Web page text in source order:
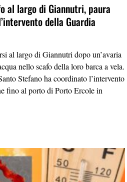
al largo di Giannutri, paura
della Guardia
al largo di Giannutri dopo un’avaria
nello scafo della loro barca a vela.
Stefano ha coordinato l’intervento
fino al porto di Porto Ercole in